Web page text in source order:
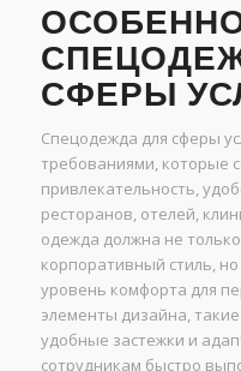
СФЕРЫ
Спецодежда для сферы
требованиями, которые
привлекательность,
ресторанов, отелей,
одежда должна не
корпоративный стиль,
уровень комфорта для
элементы дизайна,
удобные застежки и
сотрудникам быстро